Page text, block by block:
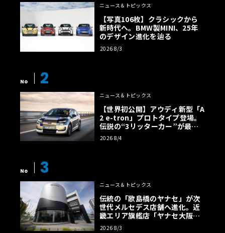
ニュース＆トピックス
【写真106枚】クラシックから
新時代へ。BMW製MINI、25年
のデザイン進化を辿る
2026 8/3
No 2
ニュース＆トピックス
【世界初公開】アウディ新型「A
2 e-tron」プロトタイプ登場。
伝説の“3リッターカー”が最高
効率エントリーBEVとして復活
【画像38枚】
2026 8/4
No 3
ニュース＆トピックス
伝統の「歌島橋のヤナセ」が次
世代メルセデス店舗へ進化。近
畿エリア旗艦店「ヤナセ大阪支
店」がリニューアル
2026 8/3